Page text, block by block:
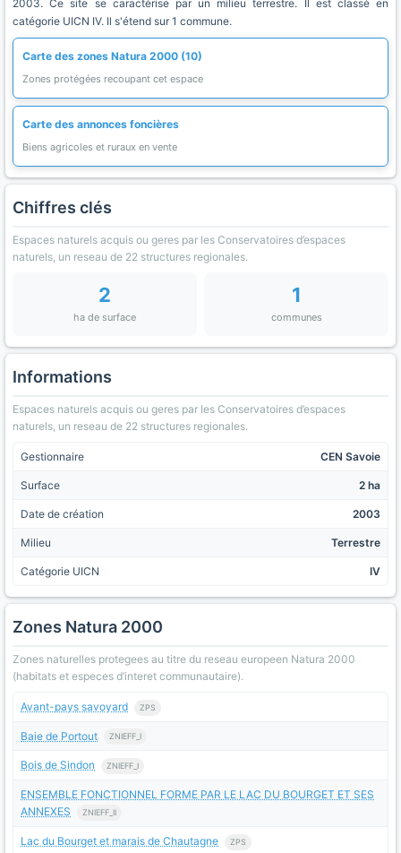
2003. Ce site se caractérise par un milieu terrestre. Il est classé en
catégorie UICN IV. Il s'étend sur 1 commune.
Carte des zones Natura 2000 (10)
Zones protégées recoupant cet espace
Carte des annonces foncières
Biens agricoles et ruraux en vente
Chiffres clés
Espaces naturels acquis ou geres par les Conservatoires d’espaces
naturels, un reseau de 22 structures regionales.
2
ha de surface
1
communes
Informations
Espaces naturels acquis ou geres par les Conservatoires d’espaces
naturels, un reseau de 22 structures regionales.
Gestionnaire CEN Savoie
Surface 2 ha
Date de création 2003
Milieu Terrestre
Catégorie UICN IV
Zones Natura 2000
Zones naturelles protegees au titre du reseau europeen Natura 2000
(habitats et especes d’interet communautaire).
Avant-pays savoyard ZPS
Baie de Portout ZNIEFF_I
Bois de Sindon ZNIEFF_I
ENSEMBLE FONCTIONNEL FORME PAR LE LAC DU BOURGET ET SES
ANNEXES
ZNIEFF_II
Lac du Bourget et marais de Chautagne ZPS